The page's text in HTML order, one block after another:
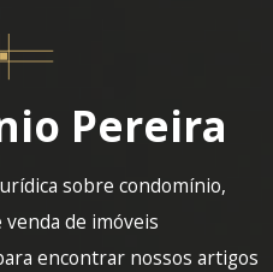
Pereira
sobre condomínio,
venda de imóveis
encontrar nossos artigos